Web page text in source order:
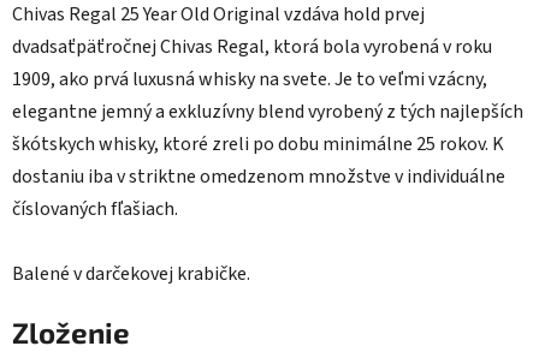
Chivas Regal 25 Year Old Original vzdáva hold prvej
dvadsaťpäťročnej Chivas Regal, ktorá bola vyrobená v roku
1909, ako prvá luxusná whisky na svete. Je to veľmi vzácny,
elegantne jemný a exkluzívny blend vyrobený z tých najlepších
škótskych whisky, ktoré zreli po dobu minimálne 25 rokov. K
dostaniu iba v striktne omedzenom množstve v individuálne
číslovaných fľašiach.
Balené v darčekovej krabičke.
Zloženie